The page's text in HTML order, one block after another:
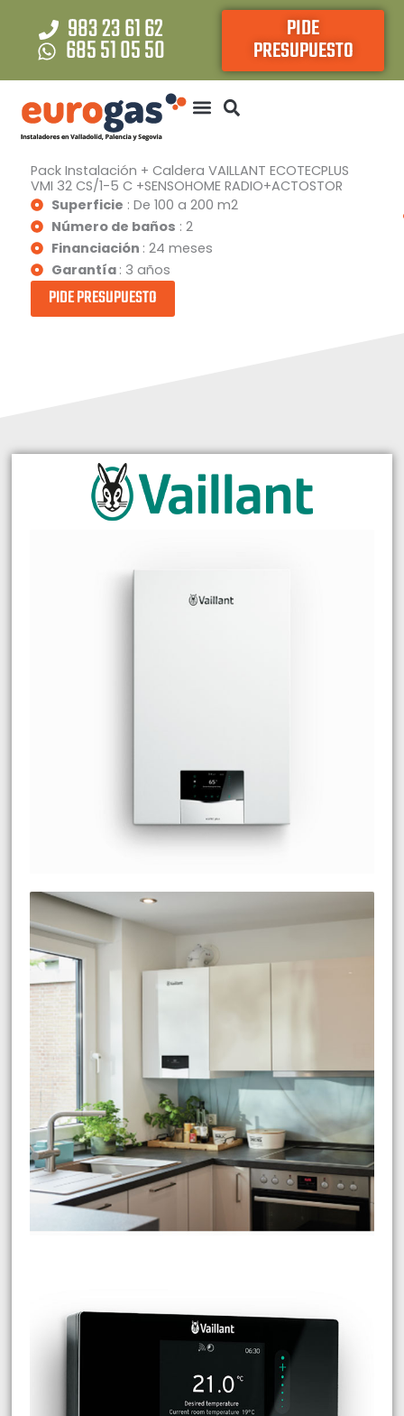
contenido
983 23 61 62
685 51 05 50
PIDE
PRESUPUESTO
Pack Instalación + Caldera VAILLANT ECOTECPLUS
VMI 32 CS/1-5 C +SENSOHOME RADIO+ACTOSTOR
Superficie : De 100 a 200 m2
Número de baños : 2
Financiación : 24 meses
Garantía : 3 años
PIDE PRESUPUESTO